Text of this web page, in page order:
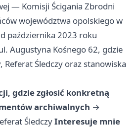
— Komisji Ścigania Zbrodni
województwa opolskiego w
października 2023 roku
Augustyna Kośnego 62, gdzie
Śledczy oraz stanowiska
gdzie zgłosić konkretną
archiwalnych →
ŚledczyInteresuje mnie